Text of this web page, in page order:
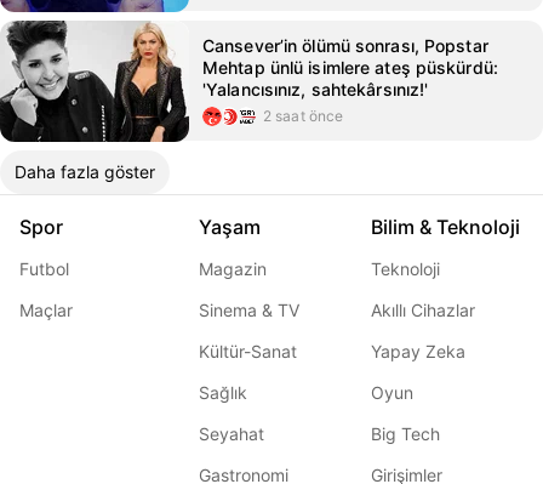
Cansever’in ölümü sonrası, Popstar
Mehtap ünlü isimlere ateş püskürdü:
'Yalancısınız, sahtekârsınız!'
2 saat önce
Daha fazla göster
Spor
Futbol
Maçlar
Yaşam
Magazin
Sinema & TV
Kültür-Sanat
Sağlık
Seyahat
Gastronomi
Bilim & Teknoloji
Teknoloji
Akıllı Cihazlar
Yapay Zeka
Oyun
Big Tech
Girişimler